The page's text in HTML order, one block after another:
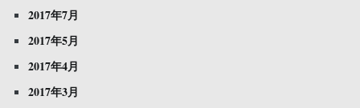
2017年7月
2017年5月
2017年4月
2017年3月